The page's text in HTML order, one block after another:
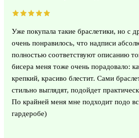
Уже покупала такие браслетики, но с
очень понравилось, что надписи
полностью соответствуют описанию
бисера меня тоже очень порадовало:
крепкий, красиво блестит. Сами
стильно выглядят, подойдет
По крайней меня мне подходит подо
гардеробе)